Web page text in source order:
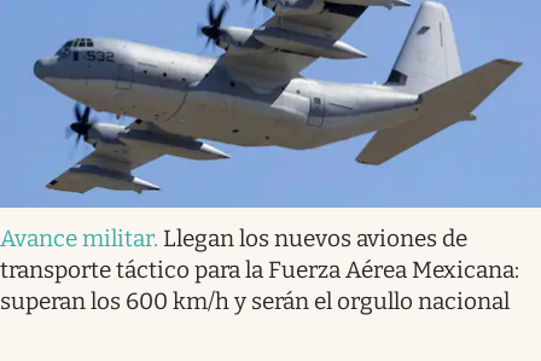
Avance militar. Llegan los nuevos aviones de
transporte táctico para la Fuerza Aérea Mexicana:
superan los 600 km/h y serán el orgullo nacional